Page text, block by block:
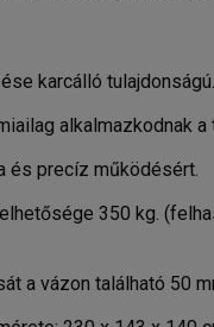
karcálló tulajdonságú.
alkalmazkodnak
és precíz működésért.
350 kg.
a vázon található 50